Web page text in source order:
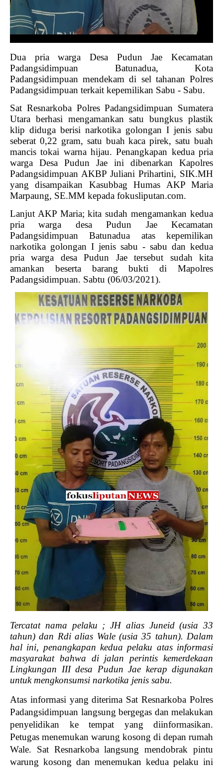
Dua pria warga Desa Pudun Jae Kecamatan
Padangsidimpuan Batunadua, Kota
Padangsidimpuan mendekam di sel tahanan Polres
Padangsidimpuan terkait kepemilikan Sabu - Sabu.
Sat Resnarkoba Polres Padangsidimpuan Sumatera
Utara berhasi mengamankan satu bungkus plastik
klip diduga berisi narkotika golongan I jenis sabu
seberat 0,22 gram, satu buah kaca pirek, satu buah
mancis tokai warna hijau. Penangkapan kedua pria
warga Desa Pudun Jae ini dibenarkan Kapolres
Padangsidimpuan AKBP Juliani Prihartini, SIK.MH
yang disampaikan Kasubbag Humas AKP Maria
Marpaung, SE.MM kepada fokusliputan.com.
Lanjut AKP Maria; kita sudah mengamankan kedua
pria warga desa Pudun Jae Kecamatan
Padangsidimpuan Batunadua atas kepemilikan
narkotika golongan I jenis sabu - sabu dan kedua
pria warga desa Pudun Jae tersebut sudah kita
amankan beserta barang bukti di Mapolres
Padangsidimpuan. Sabtu (06/03/2021).
Tercatat nama pelaku ; JH alias Juneid (usia 33
tahun) dan Rdi alias Wale (usia 35 tahun). Dalam
hal ini, penangkapan kedua pelaku atas informasi
masyarakat bahwa di jalan perintis kemerdekaan
Lingkungan III desa Pudun Jae kerap digunakan
untuk mengkonsumsi narkotika jenis sabu.
Atas informasi yang diterima Sat Resnarkoba Polres
Padangsidimpuan langsung bergegas dan melakukan
penyelidikan ke tempat yang diinformasikan.
Petugas menemukan warung kosong di depan rumah
Wale. Sat Resnarkoba langsung mendobrak pintu
warung kosong dan menemukan kedua pelaku ini